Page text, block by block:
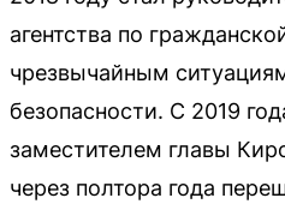
агентства по
чрезвычайным
безопасности. С 2019
заместителем главы
через полтора года